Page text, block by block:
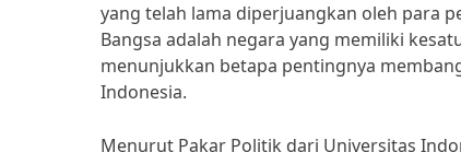
yang telah lama diperjuangkan oleh para
Bangsa adalah negara yang memiliki
menunjukkan betapa pentingnya
Indonesia.
Menurut Pakar Politik dari Universitas